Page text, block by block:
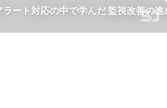
ラート対応の中で学んだ 監視改善